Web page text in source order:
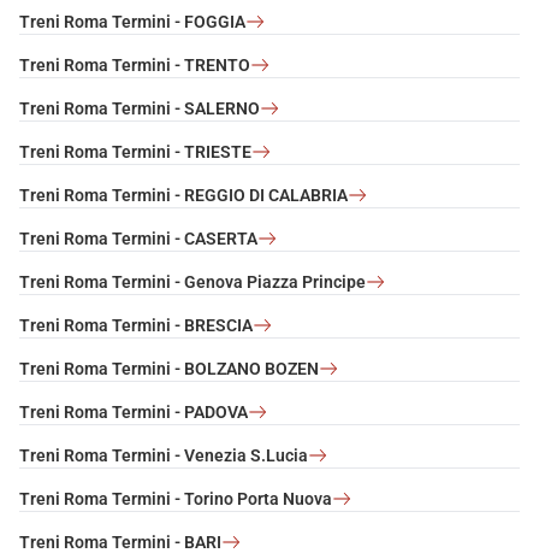
Treni Roma Termini - FOGGIA
Treni Roma Termini - TRENTO
Treni Roma Termini - SALERNO
Treni Roma Termini - TRIESTE
Treni Roma Termini - REGGIO DI CALABRIA
Treni Roma Termini - CASERTA
Treni Roma Termini - Genova Piazza Principe
Treni Roma Termini - BRESCIA
Treni Roma Termini - BOLZANO BOZEN
Treni Roma Termini - PADOVA
Treni Roma Termini - Venezia S.Lucia
Treni Roma Termini - Torino Porta Nuova
Treni Roma Termini - BARI